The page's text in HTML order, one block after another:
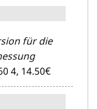
für die
4, 14.50€